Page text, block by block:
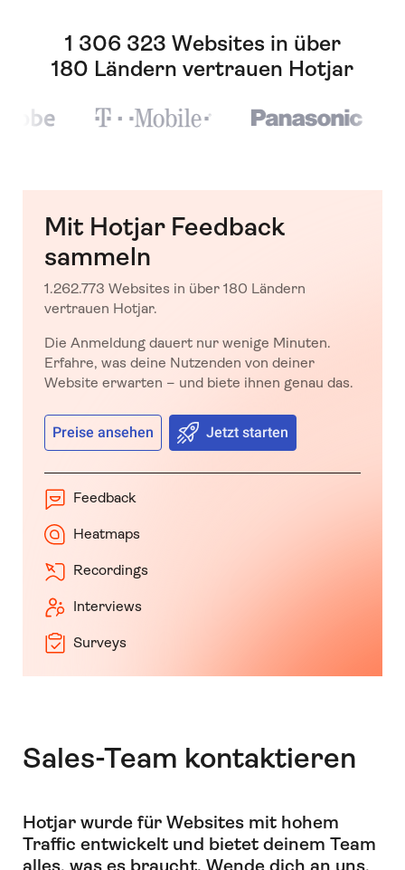
1 306 323 Websites in über
180 Ländern vertrauen Hotjar
Mit Hotjar Feedback
sammeln
1.262.773 Websites in über 180 Ländern
vertrauen Hotjar.
Die Anmeldung dauert nur wenige Minuten.
Erfahre, was deine Nutzenden von deiner
Website erwarten – und biete ihnen genau das.
Preise ansehen Jetzt starten
Feedback
Heatmaps
Recordings
Interviews
Surveys
Sales-Team kontaktieren
Hotjar wurde für Websites mit hohem
Traffic entwickelt und bietet deinem Team